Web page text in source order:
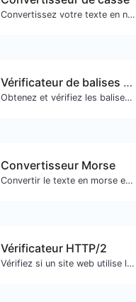
Convertissez votre texte en n'importe quel type de casse, comme minuscule, MAJUSCULE, camelCase...etc.
Vérificateur de balises méta
Obtenez et vérifiez les balises méta de n'importe quel site web.
Convertisseur Morse
Convertir le texte en morse et inversement pour toute entrée de chaîne.
Vérificateur HTTP/2
Vérifiez si un site web utilise le nouveau protocole HTTP/2 ou non.